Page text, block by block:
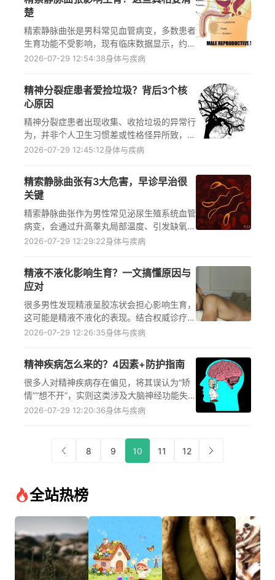
也会影响血液回流，了解这些诱因可帮助男性
提前做好预防，出现阴囊坠胀、迂曲血管等症
状时，需及时到正规男科或泌尿外科就诊，遵
医嘱开展检查与治疗，避免病情进展影响生殖
健康或日常活动。
楚
精索静脉曲张是男科常见血管病变，多数患者
生育功能不受影响，现有临床数据显示，约
60%以上患者可正常生育，仅约40%患者可
害物质反流毒害精子等，患者能否生育需结合
个体情况通过正规医疗机构的专业检查判断，
若有备孕疑虑或相关症状应及时就诊咨询。
2026-07-29 12:54:38身体与疾病
精神分裂症患者爱捡垃圾？背后3个核
心原因
精神分裂症患者出现收集、收拾垃圾的异常行
为，并非个人卫生习惯差或性格怪异所致，而
是疾病引发的认知偏差、思维紊乱与行为失控
治疗，可有效控制症状、提升患者的生活质
量，同时避免因误解对患者造成二次伤害。
2026-07-29 12:45:12身体与疾病
精索静脉曲张有3大危害，早诊早治很
关键
精索静脉曲张作为男性常见泌尿生殖系统血管
病变，会通过升高睾丸局部温度、引发缺氧及
毒性物质滞留等机制干扰生精功能，导致少
青少年患者还可能出现睾丸发育迟缓问题，严
重时可增加男性不育风险，出现相关症状需及
时到正规医院男科或泌尿外科就诊，由医生根
据具体病情制定个性化治疗方案，切勿自行处
理或延误就诊。
2026-07-29 12:29:22身体与疾病
精液不液化影响生育？一文搞懂原因与
应对
很多男性发现精液呈胶冻状会担心影响生育，
这可能是精液不液化的表现。结合权威诊疗指
南，详细讲解精液不液化的医学定义、外观识
向，帮助男性正确认识这一生殖健康问题，避
免不必要的焦虑，及时采取合理措施维护生殖
健康。
2026-07-29 12:26:35身体与疾病
精神疾病怎么来的？4因素+防护指南
很多人对精神疾病存在偏见，将其误认为“矫
情”“想不开”，实则这类涉及大脑神经功能失
调的复杂病理状态，是遗传、生理、环境、人
能帮助早识别精神异常信号、及时寻求正规诊
疗，同时通过科学的防护策略，有效降低自身
2026-07-29 12:20:36身体与疾病
8 9 10 11 12
全站热榜